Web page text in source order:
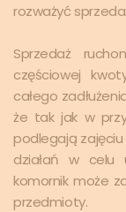
rozważyć
Sprzedaż
częściowej
całego
że tak jak w
podlegają
działań w celu
komornik może
przedmioty.